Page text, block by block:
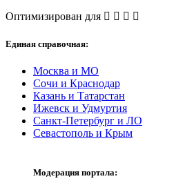
Оптимизирован для
Единая справочная:
Москва и МО
Сочи и Краснодар
Казань и Татарстан
Ижевск и Удмуртия
Санкт-Петербург и ЛО
Севастополь и Крым
Модерация портала: